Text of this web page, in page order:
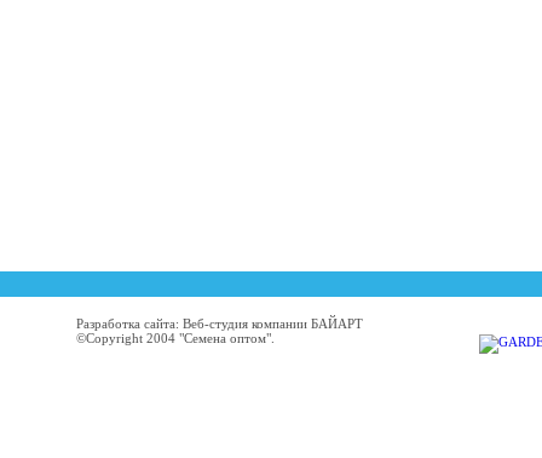
Разработка сайта: Веб-студия компании БАЙАРТ
©Copyright 2004 "Семена оптом".